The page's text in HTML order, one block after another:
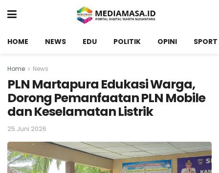
HOME NEWS EDU POLITIK OPINI SPORT
Home News
PLN Martapura Edukasi Warga,
Dorong Pemanfaatan PLN Mobile
dan Keselamatan Listrik
25 Juni 2026